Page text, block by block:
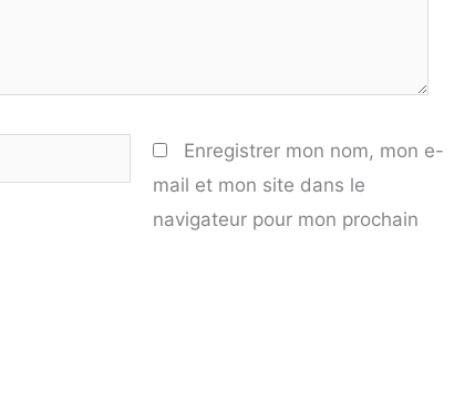
Enregistrer mon nom, mon e-
mail et mon site dans le
navigateur pour mon prochain